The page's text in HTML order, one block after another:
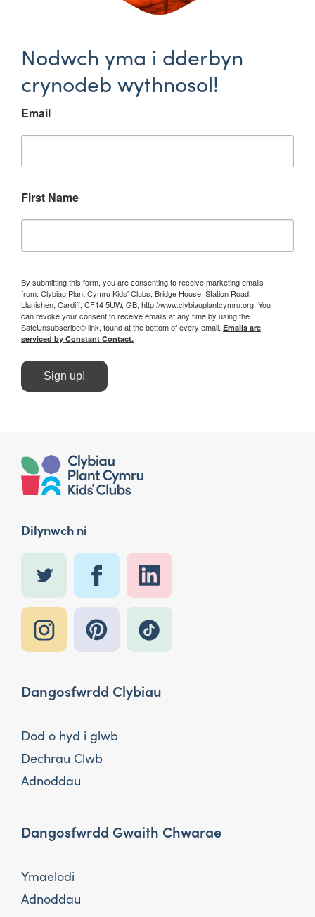
Nodwch yma i dderbyn
crynodeb wythnosol!
Email
First Name
By submitting this form, you are consenting to receive marketing emails
from: Clybiau Plant Cymru Kids' Clubs, Bridge House, Station Road,
Llanishen, Cardiff, CF14 5UW, GB, http://www.clybiauplantcymru.org. You
can revoke your consent to receive emails at any time by using the
SafeUnsubscribe® link, found at the bottom of every email. Emails are
serviced by Constant Contact.
Sign up!
Dilynwch ni
Dangosfwrdd Clybiau
Dod o hyd i glwb
Dechrau Clwb
Adnoddau
Dangosfwrdd Gwaith Chwarae
Ymaelodi
Adnoddau